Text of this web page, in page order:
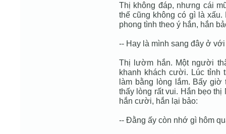
Thị không đáp, nhưng cái
thế cũng không có gì là xấu.
phong tình theo ý hắn, hắn
-- Hay là mình sang đây ở
Thị lườm hắn. Một người
khanh khách cười. Lúc
làm bằng lòng lắm. Bấy
thấy lòng rất vui. Hắn bẹo
hắn cười, hắn lại bảo:
-- Ðằng ấy còn nhớ gì hôm